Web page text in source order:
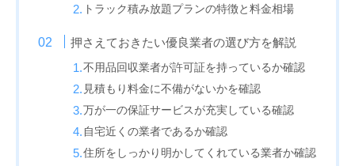
トラック積み放題プランの特徴と料金相場
押さえておきたい優良業者の選び方を解説
不用品回収業者が許可証を持っているか確認
見積もり料金に不備がないかを確認
万が一の保証サービスが充実している確認
自宅近くの業者であるか確認
住所をしっかり明かしてくれている業者か確認